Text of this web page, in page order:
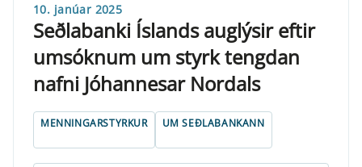
10. janúar 2025
Seðlabanki Íslands auglýsir eftir
umsóknum um styrk tengdan
nafni Jóhannesar Nordals
MENNINGARSTYRKUR UM SEÐLABANKANN